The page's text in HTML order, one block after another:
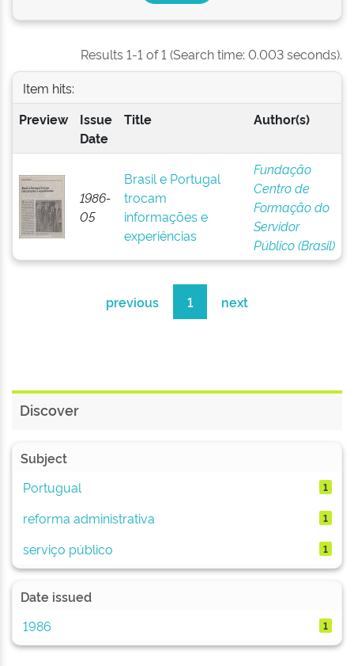
Results 1-1 of 1 (Search time: 0.003 seconds).
Item hits:
Preview
Issue
Date
Title Author(s)
1986-
05
Brasil e Portugal
trocam
informações e
experiências
Fundação
Centro de
Formação do
Servidor
Público (Brasil)
previous 1 next
Discover
Subject
Portugual
1
reforma administrativa 1
serviço público 1
Date issued
1986
1